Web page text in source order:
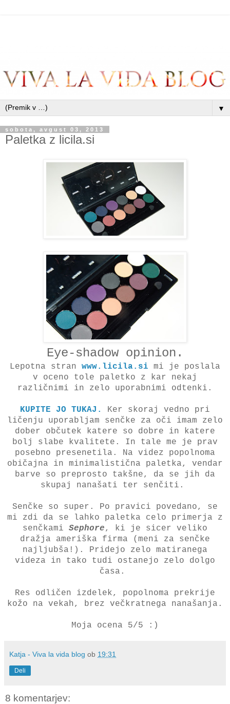
▼
sobota, avgust 03, 2013
Paletka z licila.si
Eye-shadow opinion.
Lepotna stran www.licila.si
mi je poslala
v oceno tole paletko z kar nekaj
različnimi in zelo uporabnimi odtenki.
KUPITE JO TUKAJ.
Ker skoraj vedno pri
ličenju uporabljam senčke za oči imam zelo
dober občutek katere so dobre in katere
bolj slabe kvalitete. In tale me je prav
posebno presenetila. Na videz popolnoma
običajna in minimalistična paletka, vendar
barve so preprosto takšne, da se jih da
skupaj nanašati ter senčiti.
Senčke so super. Po pravici povedano, se
mi zdi da se lahko paletka celo primerja z
senčkami Sephore, ki je sicer veliko
dražja ameriška firma (meni za senčke
najljubša!). Pridejo zelo matiranega
videza in tako tudi ostanejo zelo dolgo
časa.
Res odličen izdelek, popolnoma prekrije
kožo na vekah, brez večkratnega nanašanja.
Moja ocena 5/5 :)
Katja - Viva la vida blog ob 19:31
Deli
8 komentarjev: